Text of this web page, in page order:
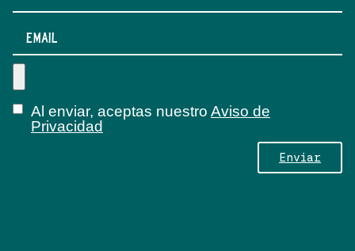
Al enviar, aceptas nuestro Aviso de
Privacidad
Envíar